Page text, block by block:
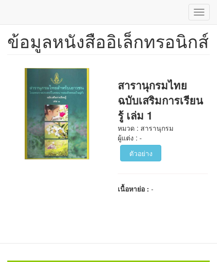
ข้าม
ข้อมูลหนังสืออิเล็กทรอนิกส์
สารานุกรมไทย
ฉบับเสริมการเรียน
รู้ เล่ม 1
หมวด : สารานุกรม
ผู้แต่ง : -
ตัวอย่าง
เนื้อหาย่อ :-